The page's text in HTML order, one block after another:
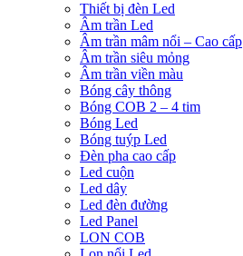
Thiết bị đèn Led
Âm trần Led
Âm trần mâm nổi – Cao cấp
Âm trần siêu mỏng
Âm trần viền màu
Bóng cây thông
Bóng COB 2 – 4 tim
Bóng Led
Bóng tuýp Led
Đèn pha cao cấp
Led cuộn
Led dây
Led đèn đường
Led Panel
LON COB